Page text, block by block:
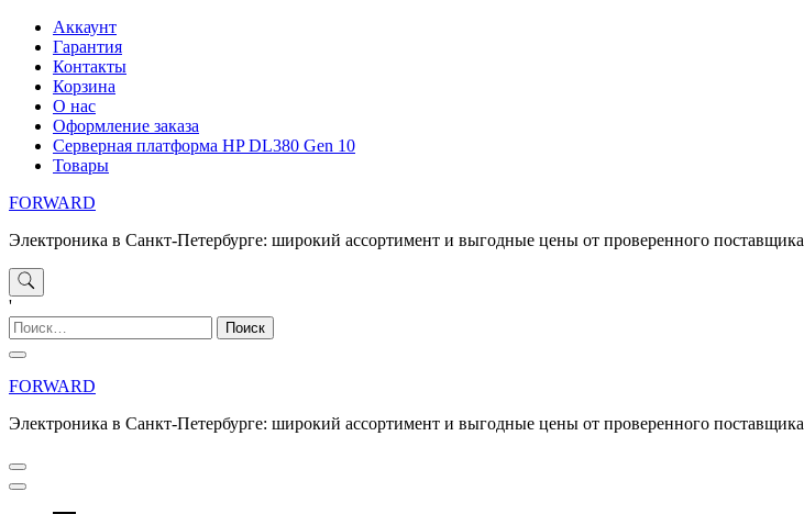
Перейти
содержимому
Аккаунт
Гарантия
Контакты
Корзина
О нас
Оформление заказа
Серверная платформа HP DL380 Gen 10
Товары
FORWARD
Электроника в Санкт-Петербурге: широкий ассортимент и выгодные цены от проверенного поставщика
'
Найти:
FORWARD
Электроника в Санкт-Петербурге: широкий ассортимент и выгодные цены от проверенного поставщика